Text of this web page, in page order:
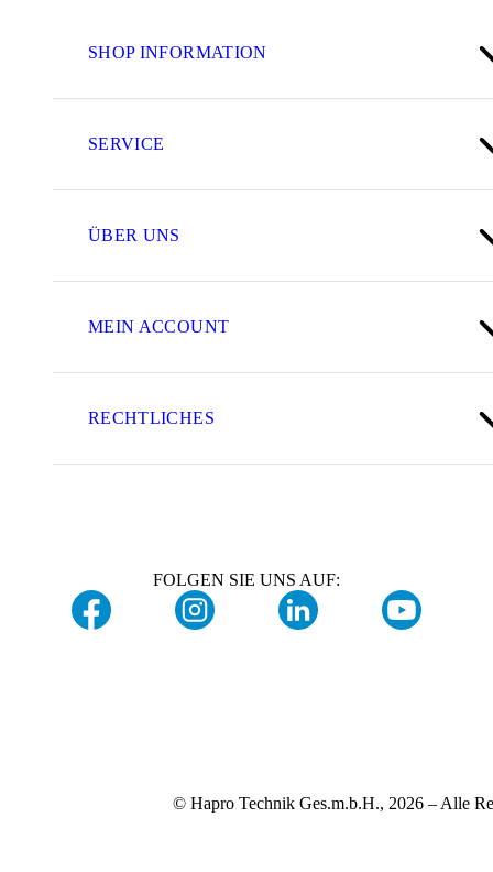
SHOP INFORMATION
SERVICE
ÜBER UNS
MEIN ACCOUNT
RECHTLICHES
FOLGEN SIE UNS AUF:
© Hapro Technik Ges.m.b.H., 2026 – Alle